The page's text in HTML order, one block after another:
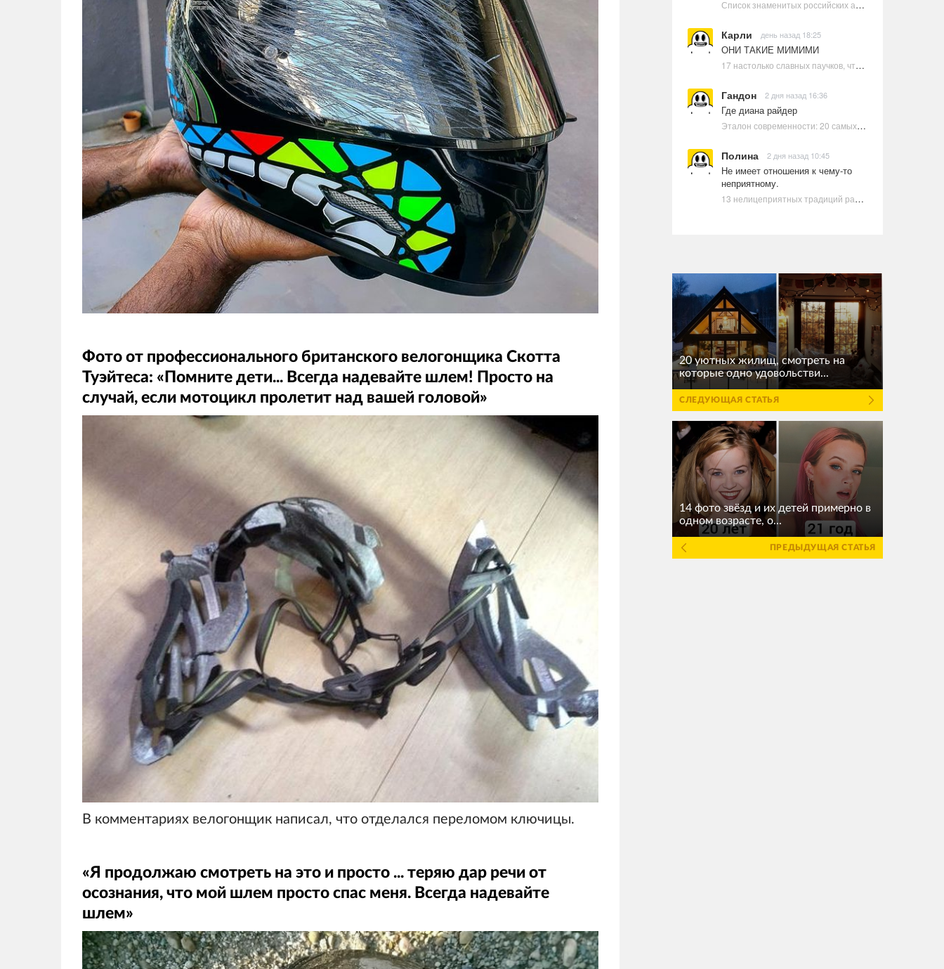
Фото от профессионального британского велогонщика Скотта
Туэйтеса: «Помните дети... Всегда надевайте шлем! Просто на
случай, если мотоцикл пролетит над вашей головой»
В комментариях велогонщик написал, что отделался переломом ключицы.
«Я продолжаю смотреть на это и просто ... теряю дар речи от
осознания, что мой шлем просто спас меня. Всегда надевайте
шлем»
Список знаменитых российских артистов-евреев | Ультрамарин
Карли день назад 18:25
ОНИ ТАКИЕ МИМИМИ
17 настолько славных паучков, что даже у арахнофобов появится желание их погладить
Гандон 2 дня назад 16:36
Где диана райдер
Эталон современности: 20 самых красивых и привлекательных актрис Голливуда, по мнению Google | Ультрамарин
Полина 2 дня назад 10:45
Не имеет отношения к чему-то
неприятному.
13 нелицеприятных традиций разных стран, которые могут шокировать неподготовленного человека
20 уютных жилищ, смотреть на
которые одно удовольстви...
СЛЕДУЮЩАЯ СТАТЬЯ
14 фото звёзд и их детей примерно в
одном возрасте, о...
ПРЕДЫДУЩАЯ СТАТЬЯ